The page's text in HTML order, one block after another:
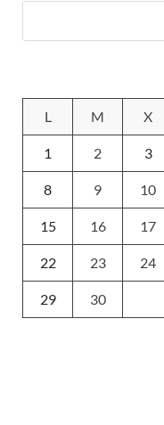
L
M X
1 2 3
8 9 10
15 16 17
22 23 24
29 30